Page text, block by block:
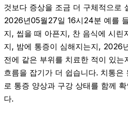
것보다 증상을 조금 더 구체적으로
2026년05월27일 16시24분 예를
지, 씹을 때 아픈지, 찬 음식에 시린
지, 밤에 통증이 심해지는지, 2026
전에 같은 부위를 치료한 적이 있는
흐름을 잡기가 더 쉽습니다. 치통은
로 통증 양상과 구강 상태를 함께
다.